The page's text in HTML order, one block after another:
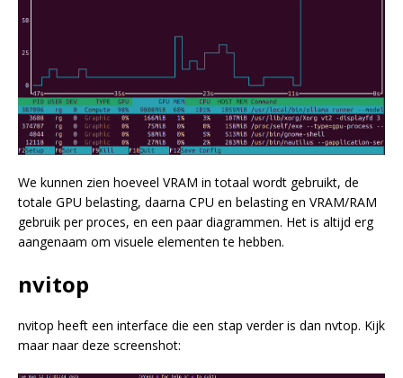
We kunnen zien hoeveel VRAM in totaal wordt gebruikt, de
totale GPU belasting, daarna CPU en belasting en VRAM/RAM
gebruik per proces, en een paar diagrammen. Het is altijd erg
aangenaam om visuele elementen te hebben.
nvitop
nvitop heeft een interface die een stap verder is dan nvtop. Kijk
maar naar deze screenshot: